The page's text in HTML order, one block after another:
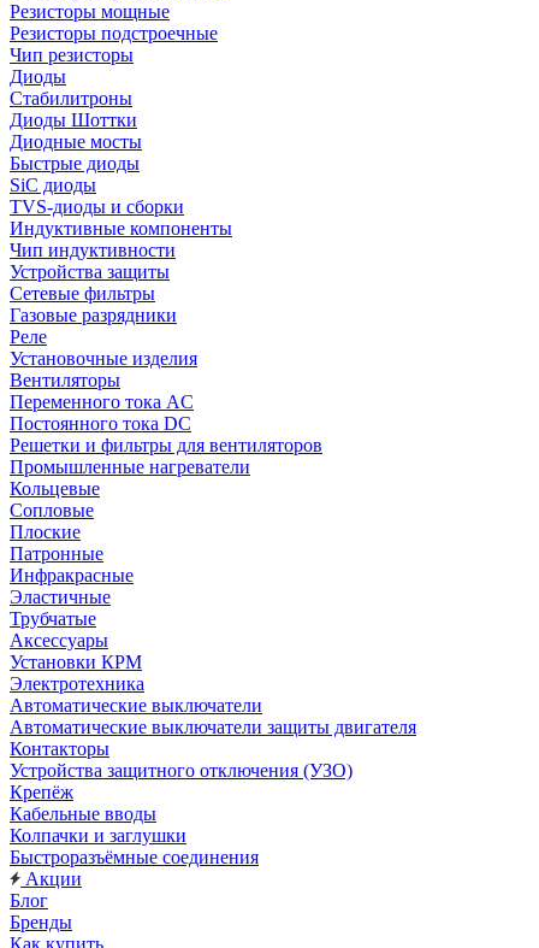
Резисторы мощные
Резисторы подстроечные
Чип резисторы
Диоды
Стабилитроны
Диоды Шоттки
Диодные мосты
Быстрые диоды
SiC диоды
TVS-диоды и сборки
Индуктивные компоненты
Чип индуктивности
Устройства защиты
Сетевые фильтры
Газовые разрядники
Реле
Установочные изделия
Вентиляторы
Переменного тока AC
Постоянного тока DC
Решетки и фильтры для вентиляторов
Промышленные нагреватели
Кольцевые
Сопловые
Плоские
Патронные
Инфракрасные
Эластичные
Трубчатые
Аксессуары
Установки КРМ
Электротехника
Автоматические выключатели
Автоматические выключатели защиты двигателя
Контакторы
Устройства защитного отключения (УЗО)
Крепёж
Кабельные вводы
Колпачки и заглушки
Быстроразъёмные соединения
Акции
Блог
Бренды
Как купить